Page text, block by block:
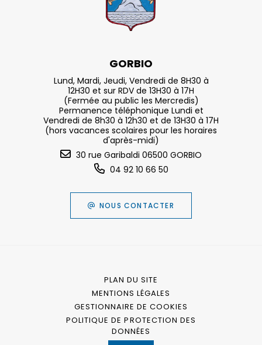
GORBIO
Lund, Mardi, Jeudi, Vendredi de 8H30 à
12H30 et sur RDV de 13H30 à 17H
(Fermée au public les Mercredis)
Permanence téléphonique Lundi et
Vendredi de 8h30 à 12h30 et de 13H30 à 17H
(hors vacances scolaires pour les horaires
d'après-midi)
30 rue Garibaldi 06500 GORBIO
04 92 10 66 50
NOUS CONTACTER
PLAN DU SITE
MENTIONS LÉGALES
GESTIONNAIRE DE COOKIES
POLITIQUE DE PROTECTION DES
DONNÉES